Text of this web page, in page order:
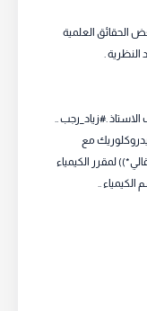
الحقائق العلمية
النظرية .
.#زياد_رجب ..
مع
لمقرر الكيمياء
..